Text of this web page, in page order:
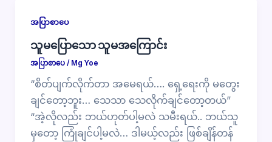
အပြာစာပေ
သူမပြောသော သူမအကြောင်း
အပြာစာပေ/ Mg Yoe
“စိတ်ပျက်လိုက်တာ အမေရယ်…. ရှေ့ရေးကို မတွေး
ချင်တော့ဘူး… သေသာ သေလိုက်ချင်တော့တယ်”
“အဲ့လိုလည်း ဘယ်ဟုတ်ပါ့မလဲ သမီးရယ်.. ဘယ်သူ
မှတော့ ကြုံချင်ပါ့မလဲ… ဒါမယ့်လည်း ဖြစ်ချိန်တန်